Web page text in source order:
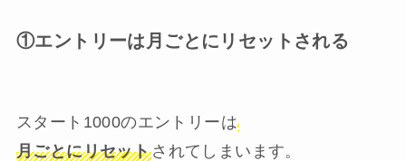
①エントリーは月ごとにリセットされる
スタート1000のエントリーは
月ごとにリセットされてしまいます。